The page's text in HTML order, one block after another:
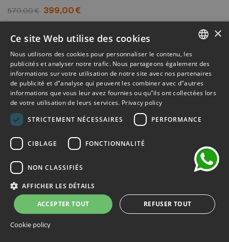
570,00 € 399,00 €
-50%
ITALIAN
ENGLISH
FRENCH
×
Ce site Web utilise des cookies
Nous utilisons des cookies pour personnaliser le contenu, les
publicités et analyser notre trafic. Nous partageons également des
informations sur votre utilisation de notre site avec nos partenaires
de publicité et d"analyse qui peuvent les combiner avec d"autres
informations que vous leur avez fournies ou qu"ils ont collectées lors
de votre utilisation de leurs services. Privacy policy
STRICTEMENT NÉCESSAIRES
PERFORMANCE
CIBLAGE FONCTIONNALITÉ
NON CLASSIFIÉS
AFFICHER LES DÉTAILS
ACCEPTER TOUT REFUSER TOUT
Cookie policy